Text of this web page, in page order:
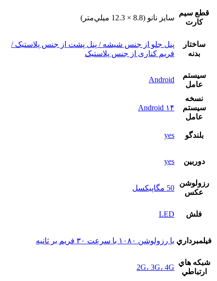
قطع سيم
کارت
سايز نانو (8.8 × 12.3 ميلي‌متر)
ساختار
بدنه
پنل جلو از جنس شیشه / پنل پشت از جنس پلاستیک /
فریم کناری از جنس پلاستیک
سيستم
عامل
Android
نسخه
سيستم
عامل
Android ۱۴
بلندگو yes
دوربين yes
رزولوشن
عکس
50 مگاپیکسل
فلش LED
فيلمبرداري با رزولوشن ۱۰۸۰ با سرعت ۳۰ فریم بر ثانیه
شبکه هاي
ارتباطي
2G، 3G، 4G